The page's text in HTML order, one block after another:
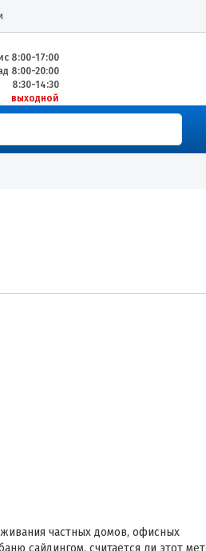
8:00-17:00
8:00-20:00
8:30-14:30
выходной
частных домов, офисных
сайдингом, считается ли этот